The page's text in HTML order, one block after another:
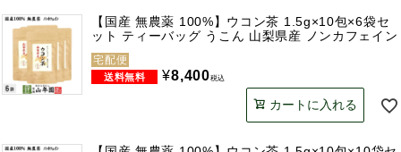
【国産 無農薬 100%】ウコン茶 1.5g×10包×6袋セ
ット ティーバッグ うこん 山梨県産 ノンカフェイン
宅配便
¥8,400税込
カートに入れる